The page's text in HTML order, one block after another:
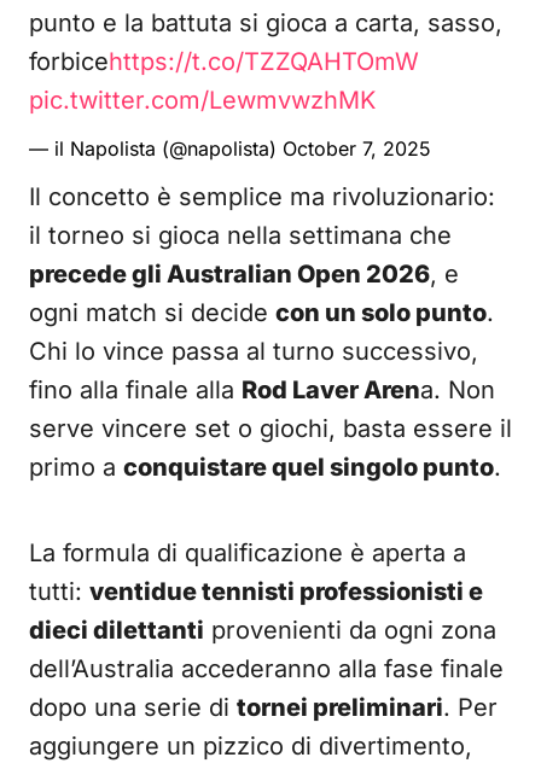
punto e la battuta si gioca a carta, sasso,
forbicehttps://t.co/TZZQAHTOmW
pic.twitter.com/LewmvwzhMK
— il Napolista (@napolista) October 7, 2025
Il concetto è semplice ma rivoluzionario:
il torneo si gioca nella settimana che
precede gli Australian Open 2026, e
ogni match si decide con un solo punto.
Chi lo vince passa al turno successivo,
fino alla finale alla Rod Laver Arena. Non
serve vincere set o giochi, basta essere il
primo a conquistare quel singolo punto.
La formula di qualificazione è aperta a
tutti: ventidue tennisti professionisti e
dieci dilettanti provenienti da ogni zona
dell’Australia accederanno alla fase finale
dopo una serie di tornei preliminari. Per
aggiungere un pizzico di divertimento,